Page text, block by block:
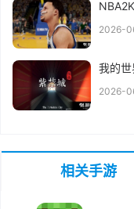
2026-
我的
2026-
相关手游